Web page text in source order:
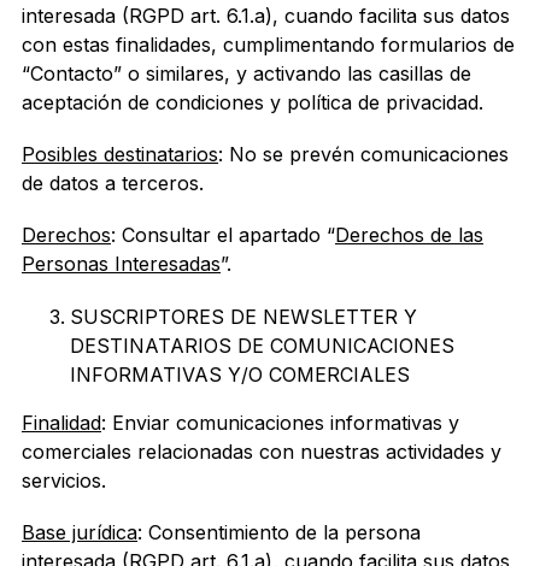
interesada (RGPD art. 6.1.a), cuando facilita sus datos
con estas finalidades, cumplimentando formularios de
“Contacto” o similares, y activando las casillas de
aceptación de condiciones y política de privacidad.
Posibles destinatarios: No se prevén comunicaciones
de datos a terceros.
Derechos: Consultar el apartado “Derechos de las
Personas Interesadas”.
SUSCRIPTORES DE NEWSLETTER Y
DESTINATARIOS DE COMUNICACIONES
INFORMATIVAS Y/O COMERCIALES
Finalidad: Enviar comunicaciones informativas y
comerciales relacionadas con nuestras actividades y
servicios.
Base jurídica: Consentimiento de la persona
interesada (RGPD art. 6.1.a), cuando facilita sus datos